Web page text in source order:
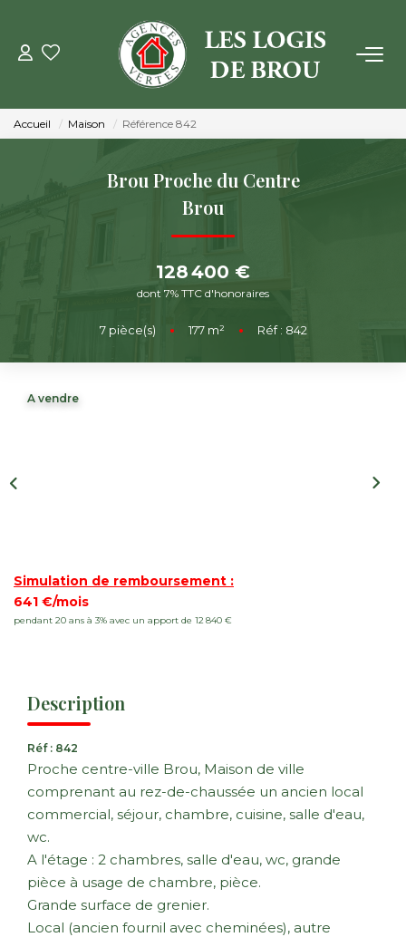
LOCATION
GESTION
Accueil Maison Référence 842
Brou Proche du Centre
Brou
128 400 €
dont 7% TTC d'honoraires
7pièce(s) • 177m² • Réf : 842
A vendre
Simulation de remboursement :
641 €/mois
pendant 20 ans à 3% avec un apport de 12 840 €
Description
Réf : 842
Proche centre-ville Brou, Maison de ville
comprenant au rez-de-chaussée un ancien local
commercial, séjour, chambre, cuisine, salle d'eau,
wc.
A l'étage : 2 chambres, salle d'eau, wc, grande
pièce à usage de chambre, pièce.
Grande surface de grenier.
Local (ancien fournil avec cheminées), autre